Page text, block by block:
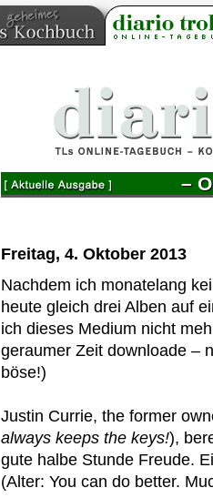
–
Freitag, 4. Oktober 2013
Nachdem ich monatelang
heute gleich drei Alben auf
ich dieses Medium nicht
geraumer Zeit downloade –
böse!)
Justin Currie, the former
always keeps the keys!),
gute halbe Stunde Freude.
(Alter: You can do better.